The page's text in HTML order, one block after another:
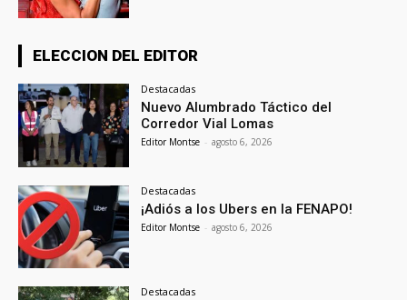
ELECCION DEL EDITOR
Destacadas
Nuevo Alumbrado Táctico del
Corredor Vial Lomas
Editor Montse - agosto 6, 2026
Destacadas
¡Adiós a los Ubers en la FENAPO!
Editor Montse - agosto 6, 2026
Destacadas